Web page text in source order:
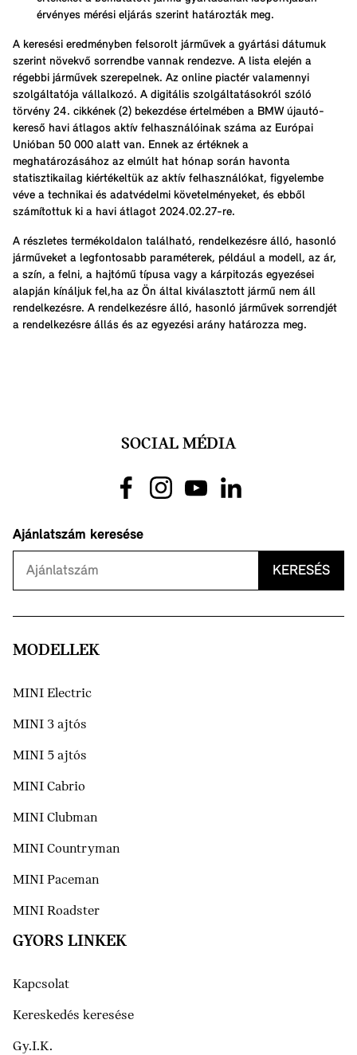
érvényes mérési eljárás szerint határozták meg.
A keresési eredményben felsorolt járművek a gyártási dátumuk
szerint növekvő sorrendbe vannak rendezve. A lista elején a
régebbi járművek szerepelnek. Az online piactér valamennyi
szolgáltatója vállalkozó. A digitális szolgáltatásokról szóló
törvény 24. cikkének (2) bekezdése értelmében a BMW újautó-
kereső havi átlagos aktív felhasználóinak száma az Európai
Unióban 50 000 alatt van. Ennek az értéknek a
meghatározásához az elmúlt hat hónap során havonta
statisztikailag kiértékeltük az aktív felhasználókat, figyelembe
véve a technikai és adatvédelmi követelményeket, és ebből
számítottuk ki a havi átlagot 2024.02.27-re.
A részletes termékoldalon található, rendelkezésre álló, hasonló
járműveket a legfontosabb paraméterek, például a modell, az ár,
a szín, a felni, a hajtómű típusa vagy a kárpitozás egyezései
alapján kínáljuk fel,ha az Ön által kiválasztott jármű nem áll
rendelkezésre. A rendelkezésre álló, hasonló járművek sorrendjét
a rendelkezésre állás és az egyezési arány határozza meg.
SOCIAL MÉDIA
Ajánlatszám keresése
KERESÉS
MODELLEK
MINI Electric
MINI 3 ajtós
MINI 5 ajtós
MINI Cabrio
MINI Clubman
MINI Countryman
MINI Paceman
MINI Roadster
GYORS LINKEK
Kapcsolat
Kereskedés keresése
Gy.I.K.